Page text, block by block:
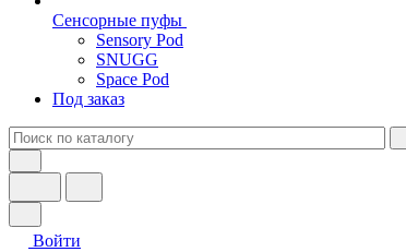
Сенсорные пуфы
Sensory Pod
SNUGG
Space Pod
Под заказ
Войти